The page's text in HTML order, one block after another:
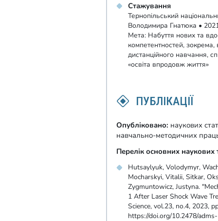
Стажування
Тернопільський
Володимира Гнатюка •
Мета: Набуття нових та
компетентностей,
дистанційного навчання,
«освіта впродовж життя»
ПУБЛІКАЦІЇ
Опубліковано: наукових
навчально-методичних
Перелік основних
Hutsaylyuk, Volodymyr,
Mocharskyi, Vitalii, Sitkar,
Zygmuntowicz, Justyna.
1 After Laser Shock Wave
Science, vol.23, no.4, 2023,
https://doi.org/10.2478/